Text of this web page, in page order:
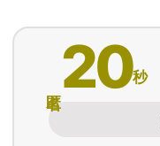
20秒